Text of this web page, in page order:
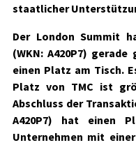
staatlicher
Der London Summit
(WKN: A420P7) gerade
einen Platz am Tisch.
Platz von TMC ist
Abschluss der
A420P7) hat einen
Unternehmen mit